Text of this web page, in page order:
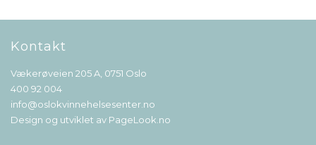
Kontakt
Vækerøveien 205 A, 0751 Oslo
400 92 004
info@oslokvinnehelsesenter.no
Design og utviklet av PageLook.no